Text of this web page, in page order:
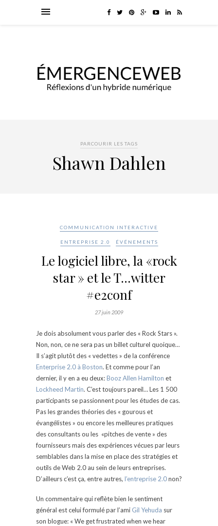
PARCOURIR LES TAGS
Shawn Dahlen
COMMUNICATION INTERACTIVE
ENTREPRISE 2.0 ÉVÉNEMENTS
Le logiciel libre, la «rock
star » et le T…witter
#e2conf
27 juin 2009
Je dois absolument vous parler des « Rock Stars ».
Non, non, ce ne sera pas un billet culturel quoique…
Il s’agit plutôt des « vedettes » de la conférence
Enterprise 2.0 à Boston. Et comme pour l’an
dernier, il y en a eu deux:Booz Allen Hamilton et
Lockheed Martin. C’est toujours pareil… Les 1 500
participants se passionnent pour les études de cas.
Pas les grandes théories des « gourous et
évangélistes » ou encore les meilleures pratiques
des consultants ou les «pitches de vente » des
fournisseurs mais des expériences vécues par leurs
semblables dans la mise en place des stratégies et
outils de Web 2.0 au sein de leurs entreprises.
D’ailleurs c’est ça, entre autres, l’entreprise 2.0non?
Un commentaire qui reflète bien le sentiment
général est celui formulé par l’ami Gil Yehuda sur
son blogue: « We get frustrated when we hear